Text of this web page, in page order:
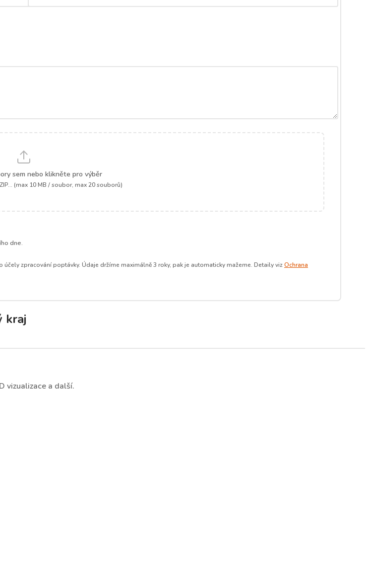
sem nebo klikněte pro výběr
(max 10 MB / soubor, max 20 souborů)
dne.
zpracování poptávky. Údaje držíme maximálně 3 roky, pak je automaticky mažeme. Detaily vizOchrana
kraj
vizualizace a další.